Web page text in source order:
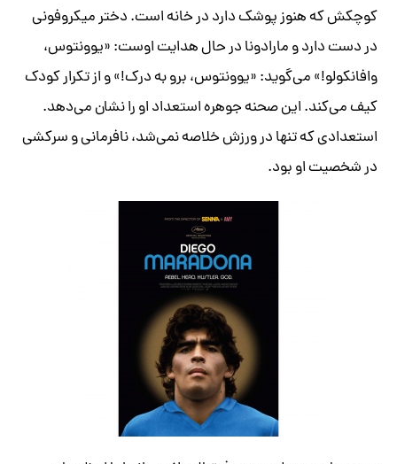
کوچکش که هنوز پوشک دارد در خانه است. دختر میکروفونی
در دست دارد و مارادونا در حال هدایت اوست: «یوونتوس،
وافانکولو!» می‌گوید: «یوونتوس، برو به درک!» و از تکرار کودک
کیف می‌کند. این صحنه جوهره استعداد او را نشان می‌دهد.
استعدادی که تنها در ورزش خلاصه نمی‌شد، نافرمانی و سرکشی
در شخصیت او بود.